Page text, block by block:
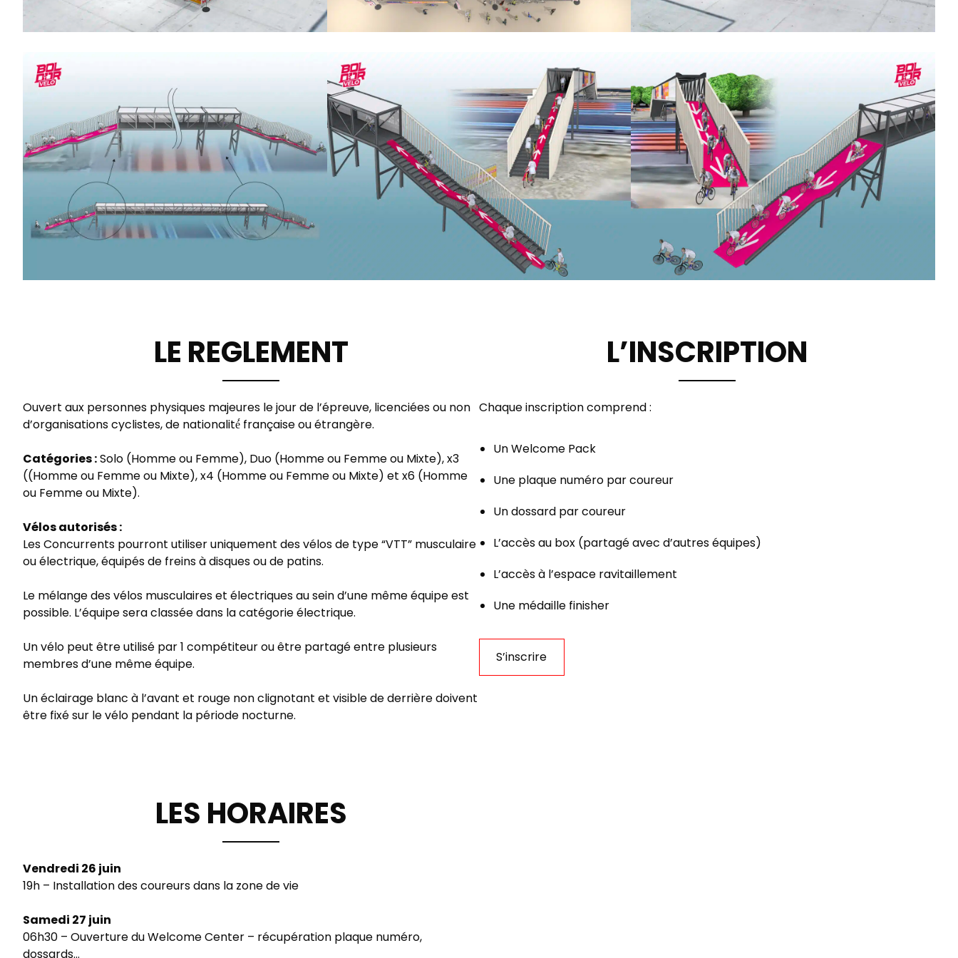
LE REGLEMENT
Ouvert aux personnes physiques majeures le jour de l’épreuve, licenciées ou non
d’organisations cyclistes, de nationalité́ française ou étrangère.
Catégories :Solo (Homme ou Femme), Duo (Homme ou Femme ou Mixte), x3
((Homme ou Femme ou Mixte), x4 (Homme ou Femme ou Mixte) et x6 (Homme
ou Femme ou Mixte).
Vélos autorisés :
Les Concurrents pourront utiliser uniquement des vélos de type “VTT” musculaire
ou électrique, équipés de freins à disques ou de patins.
Le mélange des vélos musculaires et électriques au sein d’une même équipe est
possible. L’équipe sera classée dans la catégorie électrique.
Un vélo peut être utilisé par 1 compétiteur ou être partagé entre plusieurs
membres d’une même équipe.
Un éclairage blanc à l’avant et rouge non clignotant et visible de derrière doivent
être fixé sur le vélo pendant la période nocturne.
L’INSCRIPTION
Chaque inscription comprend :
Un Welcome Pack
Une plaque numéro par coureur
Un dossard par coureur
L’accès au box (partagé avec d’autres équipes)
L’accès à l’espace ravitaillement
Une médaille finisher
S’inscrire
LES HORAIRES
Vendredi 26 juin
19h – Installation des coureurs dans la zone de vie
Samedi 27 juin
06h30 – Ouverture du Welcome Center – récupération plaque numéro,
dossards…